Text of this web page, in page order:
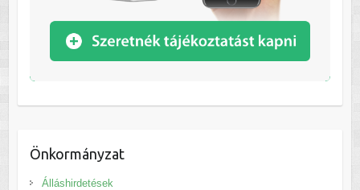
Önkormányzat
Álláshirdetések